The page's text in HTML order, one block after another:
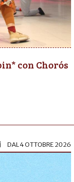
con Chorós
DAL4 OTTOBRE 2026